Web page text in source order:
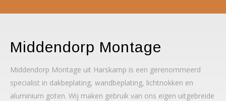
Middendorp Montage
Middendorp Montage uit Harskamp is een gerenommeerd
specialist in dakbeplating, wandbeplating, lichtnokken en
aluminium goten. Wij maken gebruik van ons eigen uitgebreide